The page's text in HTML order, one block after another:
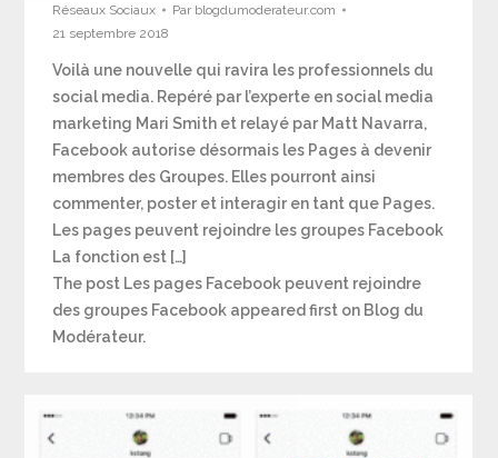
Réseaux Sociaux Par blogdumoderateur.com
21 septembre 2018
Voilà une nouvelle qui ravira les professionnels du
social media. Repéré par l’experte en social media
marketing Mari Smith et relayé par Matt Navarra,
Facebook autorise désormais les Pages à devenir
membres des Groupes. Elles pourront ainsi
commenter, poster et interagir en tant que Pages.
Les pages peuvent rejoindre les groupes Facebook
La fonction est […]
The post Les pages Facebook peuvent rejoindre
des groupes Facebook appeared first on Blog du
Modérateur.